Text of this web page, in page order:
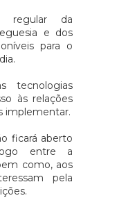
regular da
e dos
para o
tecnologias
às relações
implementar.
ficará aberto
entre a
como, aos
pela